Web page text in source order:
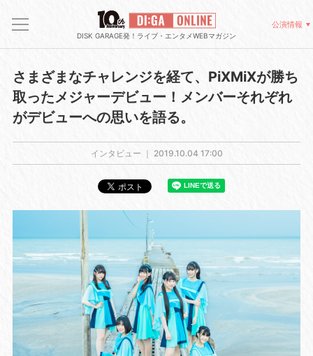
DISK GARAGE発！ライブ・エンタメWEBマガジン
公演情報
さまざまなチャレンジを経て、PiXMiXが勝ち
取ったメジャーデビュー！メンバーそれぞれ
がデビューへの思いを語る。
インタビュー ｜ 2019.10.04 17:00